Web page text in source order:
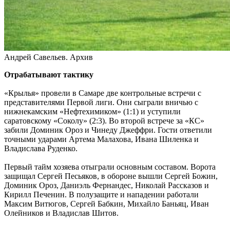
отделения Российского военно-исторического общества
10.08.2026 | 10:46
В Самарской области продолжают устранять последствия
ливня и сильного ветра
10.08.2026 | 10:28
В Роскачестве рассказали, как выбрать свежие грибы в
магазине
10.08.2026 | 10:14
вывели новые сорта картофеля, которые пригодны для
переработки на чипсы и фри
10.08.2026 | 10:00
В Кинеле 10 августа на нескольких улицах не будет
электричества
10.08.2026 | 09:54
Опасная инфекция через обычную рану: как защититься от
10.08.2026 | 09:50
В "Курумоче" 10 августа задерживаются около 30 рейсов
10.08.2026 | 09:39
Народные приметы на 11 августа 2026 года: что нельзя делать
в этот день
10.08.2026 | 09:23
Андрей Савельев. Архив
Отрабатывают тактику
«Крылья» провели в Самаре две контрольные встречи с
представителями Первой лиги. Они сыграли вничью с
нижнекамским «Нефтехимиком» (1:1) и уступили
саратовскому «Соколу» (2:3). Во второй встрече за «КС»
забили Доминик Ороз и Чинеду Джеффри. Гости ответили
точными ударами Артема Малахова, Ивана Шиленка и
Владислава Руденко.
Первый тайм хозяева отыг­рали основным составом. Ворота
защищал Сергей Песьяков, в обороне вышли Сергей Божин,
Доминик Ороз, Даниэль Фернандес, Николай Рассказов и
Кирилл Печенин. В полузащите и нападении работали
Максим Витюгов, Сергей Бабкин, Михайло Баньяц, Иван
Олейников и Владислав Шитов.